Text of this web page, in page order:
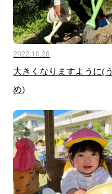
2022.10.28
大きくなりますように(う
め)